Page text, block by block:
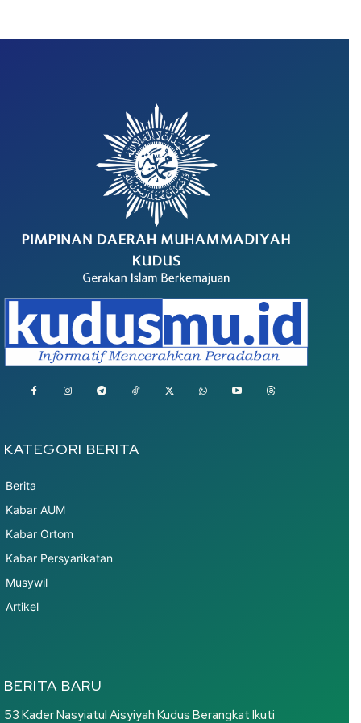
KATEGORI BERITA
Berita
Kabar AUM
Kabar Ortom
Kabar Persyarikatan
Musywil
Artikel
BERITA BARU
53 Kader Nasyiatul Aisyiyah Kudus Berangkat Ikuti